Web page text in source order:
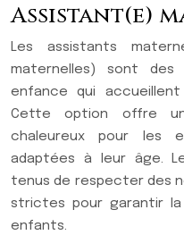
Assistant(e)
Les assistants
maternelles) sont
enfance qui
Cette option offre
chaleureux pour les
adaptées à leur âge.
tenus de respecter des
strictes pour garantir
enfants.